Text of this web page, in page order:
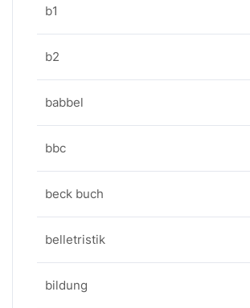
b1
b2
babbel
bbc
beck buch
belletristik
bildung